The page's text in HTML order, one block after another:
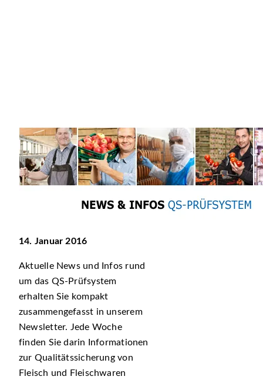
14. Januar 2016
Aktuelle News und Infos rund
um das QS-Prüfsystem
erhalten Sie kompakt
zusammengefasst in unserem
Newsletter. Jede Woche
finden Sie darin Informationen
zur Qualitätssicherung von
Fleisch und Fleischwaren